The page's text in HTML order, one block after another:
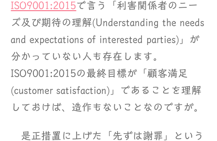
ISO9001:2015で言う「利害関係者のニー
ズ及び期待の理解(Understanding the needs
and expectations of interested parties)」が
分かっていない人も存在します。
ISO9001:2015の最終目標が「顧客満足
(customer satisfaction)」であることを理解
しておけば、造作もないことなのですが。
是正措置に上げた「先ずは謝罪」という